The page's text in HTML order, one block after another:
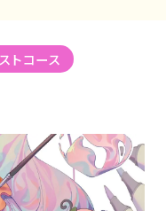
トコース